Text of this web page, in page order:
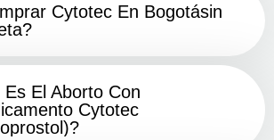
Cytotec En Bogotásin
Es El Aborto Con
Cytotec